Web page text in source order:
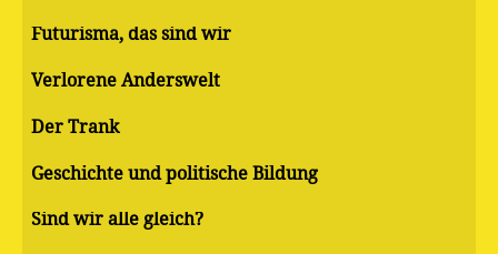
Futurisma, das sind wir
Verlorene Anderswelt
Der Trank
Geschichte und politische Bildung
Sind wir alle gleich?